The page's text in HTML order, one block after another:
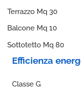
Terrazzo Mq 30
Balcone Mq 10
Sottotetto Mq 80
Efficienza
Classe G